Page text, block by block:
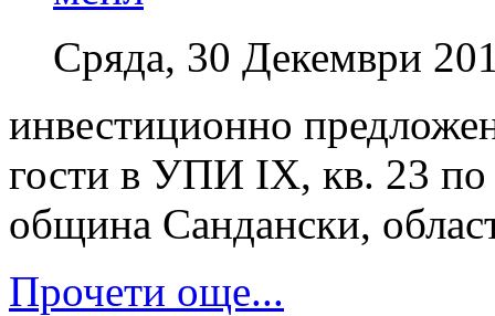
Сряда, 30 Декември
инвестиционно
гости в УПИ ІХ, кв. 23
община Сандански,
Прочети още...